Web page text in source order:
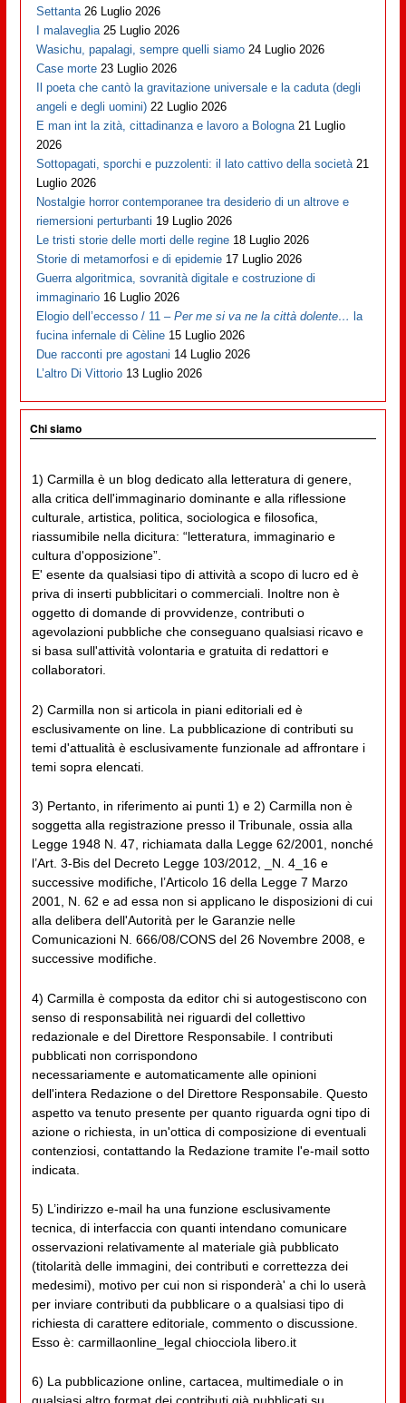
Settanta 26 Luglio 2026
I malaveglia 25 Luglio 2026
Wasichu, papalagi, sempre quelli siamo 24 Luglio 2026
Case morte 23 Luglio 2026
Il poeta che cantò la gravitazione universale e la caduta (degli
angeli e degli uomini) 22 Luglio 2026
E man int la zità, cittadinanza e lavoro a Bologna 21 Luglio
2026
Sottopagati, sporchi e puzzolenti: il lato cattivo della società 21
Luglio 2026
Nostalgie horror contemporanee tra desiderio di un altrove e
riemersioni perturbanti 19 Luglio 2026
Le tristi storie delle morti delle regine 18 Luglio 2026
Storie di metamorfosi e di epidemie 17 Luglio 2026
Guerra algoritmica, sovranità digitale e costruzione di
immaginario 16 Luglio 2026
Elogio dell’eccesso / 11 –Per me si va ne la città dolente… la
fucina infernale di Cèline 15 Luglio 2026
Due racconti pre agostani 14 Luglio 2026
L’altro Di Vittorio 13 Luglio 2026
Chi siamo
1) Carmilla è un blog dedicato alla letteratura di genere,
alla critica dell'immaginario dominante e alla riflessione
culturale, artistica, politica, sociologica e filosofica,
riassumibile nella dicitura: “letteratura, immaginario e
cultura d'opposizione”.
E' esente da qualsiasi tipo di attività a scopo di lucro ed è
priva di inserti pubblicitari o commerciali. Inoltre non è
oggetto di domande di provvidenze, contributi o
agevolazioni pubbliche che conseguano qualsiasi ricavo e
si basa sull'attività volontaria e gratuita di redattori e
collaboratori.
2) Carmilla non si articola in piani editoriali ed è
esclusivamente on line. La pubblicazione di contributi su
temi d'attualità è esclusivamente funzionale ad affrontare i
temi sopra elencati.
3) Pertanto, in riferimento ai punti 1) e 2) Carmilla non è
soggetta alla registrazione presso il Tribunale, ossia alla
Legge 1948 N. 47, richiamata dalla Legge 62/2001, nonché
l’Art. 3-Bis del Decreto Legge 103/2012, _N. 4_16 e
successive modifiche, l’Articolo 16 della Legge 7 Marzo
2001, N. 62 e ad essa non si applicano le disposizioni di cui
alla delibera dell'Autorità per le Garanzie nelle
Comunicazioni N. 666/08/CONS del 26 Novembre 2008, e
successive modifiche.
4) Carmilla è composta da editor chi si autogestiscono con
senso di responsabilità nei riguardi del collettivo
redazionale e del Direttore Responsabile. I contributi
pubblicati non corrispondono
necessariamente e automaticamente alle opinioni
dell'intera Redazione o del Direttore Responsabile. Questo
aspetto va tenuto presente per quanto riguarda ogni tipo di
azione o richiesta, in un'ottica di composizione di eventuali
contenziosi, contattando la Redazione tramite l'e-mail sotto
indicata.
5) L’indirizzo e-mail ha una funzione esclusivamente
tecnica, di interfaccia con quanti intendano comunicare
osservazioni relativamente al materiale già pubblicato
(titolarità delle immagini, dei contributi e correttezza dei
medesimi), motivo per cui non si risponderà' a chi lo userà
per inviare contributi da pubblicare o a qualsiasi tipo di
richiesta di carattere editoriale, commento o discussione.
Esso è: carmillaonline_legal chiocciola libero.it
6) La pubblicazione online, cartacea, multimediale o in